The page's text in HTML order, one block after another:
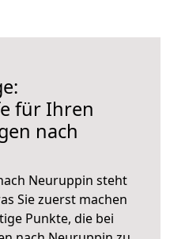
für Ihren
nach
Neuruppin steht
Sie zuerst machen
Punkte, die bei